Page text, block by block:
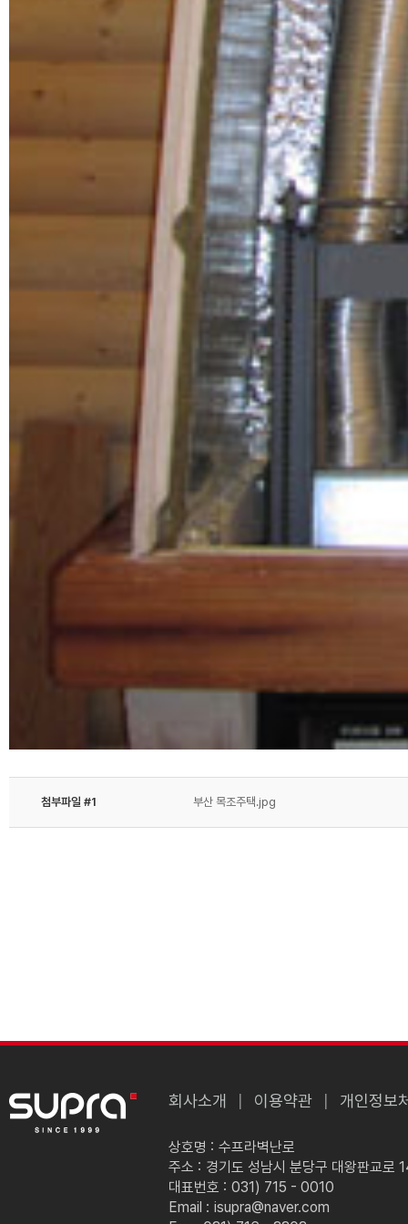
첨부파일 #1 부산 목조주택.jpg
회사소개 이용약관 개인정보
상호명 : 수프라벽난로
주소 : 경기도 성남시 분당구 대왕판교로
대표번호 : 031) 715 - 0010
Email : isupra@naver.com